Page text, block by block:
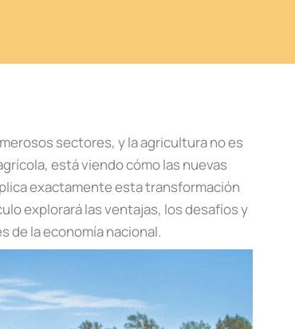
sectores, y la agricultura no es
está viendo cómo las nuevas
exactamente esta transformación
explorará las ventajas, los desafíos y
de la economía nacional.